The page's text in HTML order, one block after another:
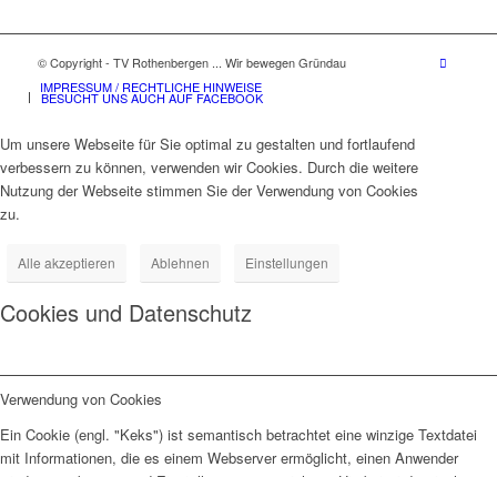
© Copyright - TV Rothenbergen ... Wir bewegen Gründau
IMPRESSUM / RECHTLICHE HINWEISE
BESUCHT UNS AUCH AUF FACEBOOK
Um unsere Webseite für Sie optimal zu gestalten und fortlaufend
verbessern zu können, verwenden wir Cookies. Durch die weitere
Nutzung der Webseite stimmen Sie der Verwendung von Cookies
zu.
Alle akzeptieren Ablehnen Einstellungen
Cookies und Datenschutz
Verwendung von Cookies
Ein Cookie (engl. "Keks") ist semantisch betrachtet eine winzige Textdatei
mit Informationen, die es einem Webserver ermöglicht, einen Anwender